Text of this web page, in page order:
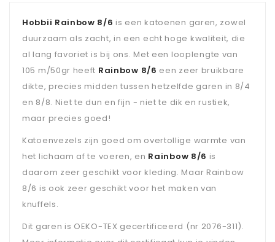
Hobbii Rainbow 8/6 is een katoenen garen, zowel
duurzaam als zacht, in een echt hoge kwaliteit, die
al lang favoriet is bij ons. Met een looplengte van
105 m/50gr heeft Rainbow 8/6 een zeer bruikbare
dikte, precies midden tussen hetzelfde garen in 8/4
en 8/8. Niet te dun en fijn - niet te dik en rustiek,
maar precies goed!
Katoenvezels zijn goed om overtollige warmte van
het lichaam af te voeren, en Rainbow 8/6 is
daarom zeer geschikt voor kleding. Maar Rainbow
8/6 is ook zeer geschikt voor het maken van
knuffels.
Dit garen is OEKO-TEX gecertificeerd (nr 2076-311).